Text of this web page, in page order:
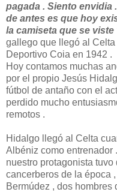
pagada . Siento envidia
de antes es que hoy
la camiseta que se viste
gallego que llegó al
Deportivo Coia en 1942 .
Hoy contamos muchas
por el propio Jesús
fútbol de antaño con el
perdido mucho
remotos .
Hidalgo llegó al Celta
Albéniz como entrenador
nuestro protagonista
cancerberos de la época
Bermúdez , dos hombres